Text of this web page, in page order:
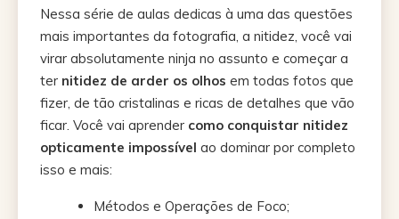
Nessa série de aulas dedicas à uma das questões
mais importantes da fotografia, a nitidez, você vai
virar absolutamente ninja no assunto e começar a
ter nitidez de arder os olhos em todas fotos que
fizer, de tão cristalinas e ricas de detalhes que vão
ficar. Você vai aprender como conquistar nitidez
opticamente impossível ao dominar por completo
isso e mais:
Métodos e Operações de Foco;